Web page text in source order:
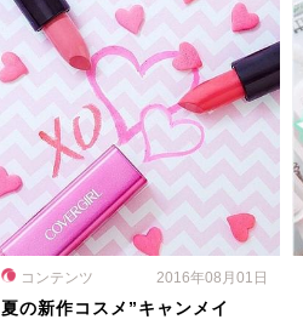
コンテンツ 2016年08月01日
夏の新作コスメ”キャンメイ